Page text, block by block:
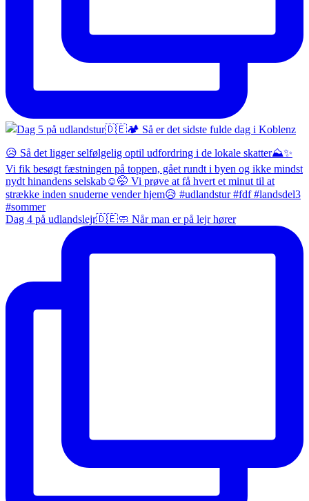
Dag 4 på udlandslejr🇩🇪🧼 Når man er på lejr hører